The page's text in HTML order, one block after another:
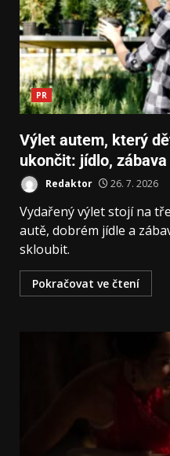
PR
Výlet autem, který
ukončit: jídlo,
Redaktor 26. 7. 2026
Vydařený výlet stojí na
autě, dobrém jídle a
skloubit.
Pokračovat ve čtení